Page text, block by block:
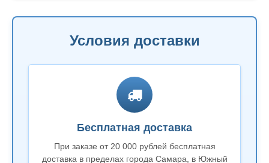
Условия доставки
Бесплатная доставка
При заказе от 20 000 рублей бесплатная
доставка в пределах города Самара, в Южный